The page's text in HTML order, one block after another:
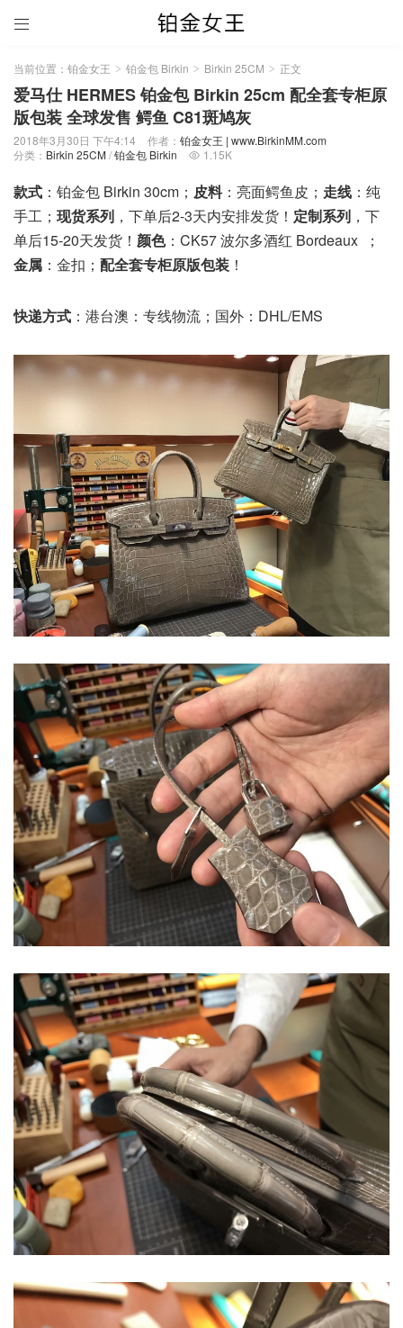

当前位置： 铂金女王 > 铂金包 Birkin > Birkin 25CM > 正文
爱马仕 HERMES 铂金包 Birkin 25cm 配全套专柜原
版包装 全球发售 鳄鱼 C81斑鸠灰
2018年3月30日 下午4:14 作者： 铂金女王 | www.BirkinMM.com
分类： Birkin 25CM/铂金包 Birkin  1.15K
款式 ：铂金包 Birkin 30cm； 皮料：亮面鳄鱼皮； 走线 ：纯
手工； 现货系列 ，下单后2-3天内安排发货！ 定制系列 ，下
单后15-20天发货！ 颜色：CK57 波尔多酒红 Bordeaux ；
金属 ：金扣； 配全套专柜原版包装 ！
快递方式 ：港台澳：专线物流；国外：DHL/EMS